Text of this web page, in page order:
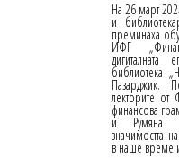
На 26 март
и
преминаха
ИФГ
библиотека
Пазарджик.
лекторите от
финансова
и Румяна
значимостта
в наше време